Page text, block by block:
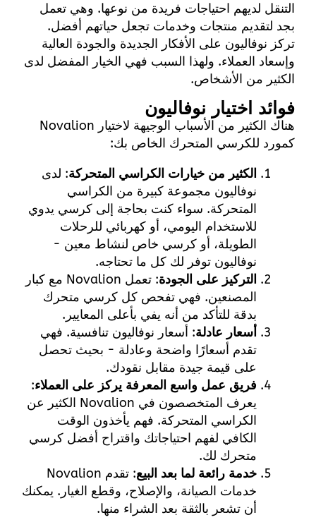
التنقل لديهم احتياجات فريدة من نوعها. وهي تعمل
بجد لتقديم منتجات وخدمات تجعل حياتهم أفضل.
تركز نوفاليون على الأفكار الجديدة والجودة العالية
وإسعاد العملاء. ولهذا السبب فهي الخيار المفضل لدى
الكثير من الأشخاص.
فوائد اختيار نوفاليون
هناك الكثير من الأسباب الوجيهة لاختيار Novalion
كمورد للكرسي المتحرك الخاص بك:
الكثير من خيارات الكراسي المتحركة: لدى
نوفاليون مجموعة كبيرة من الكراسي
المتحركة. سواء كنت بحاجة إلى كرسي يدوي
للاستخدام اليومي، أو كهربائي للرحلات
الطويلة، أو كرسي خاص لنشاط معين -
نوفاليون توفر لك كل ما تحتاجه.
التركيز على الجودة
: تعمل Novalion مع كبار
المصنعين. فهي تفحص كل كرسي متحرك
بدقة للتأكد من أنه يفي بأعلى المعايير.
أسعار عادلة: أسعار نوفاليون تنافسية. فهي
تقدم أسعارًا واضحة وعادلة - بحيث تحصل
على قيمة جيدة مقابل نقودك.
فريق عمل واسع المعرفة يركز على العملاء:
يعرف المتخصصون في Novalion الكثير عن
الكراسي المتحركة. فهم يأخذون الوقت
الكافي لفهم احتياجاتك واقتراح أفضل كرسي
متحرك لك.
خدمة رائعة لما بعد البيع
: تقدم Novalion
خدمات الصيانة، والإصلاح، وقطع الغيار. يمكنك
أن تشعر بالثقة بعد الشراء منها.